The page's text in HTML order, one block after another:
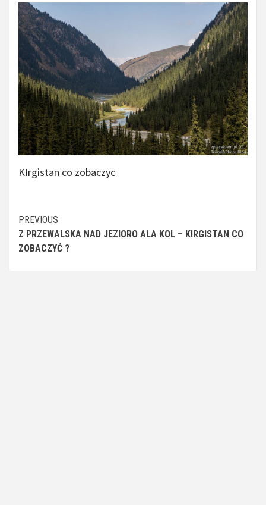
KIrgistan co zobaczyc
Continue
Reading
PREVIOUS
Z PRZEWALSKA NAD JEZIORO ALA KOL – KIRGISTAN CO
ZOBACZYĆ ?